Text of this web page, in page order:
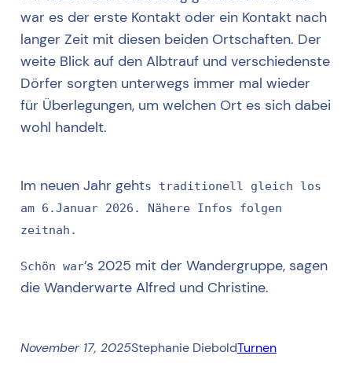
war es der erste Kontakt oder ein Kontakt nach
langer Zeit mit diesen beiden Ortschaften. Der
weite Blick auf den Albtrauf und verschiedenste
Dörfer sorgten unterwegs immer mal wieder
für Überlegungen, um welchen Ort es sich dabei
wohl handelt.
Im neuen Jahr gehts traditionell gleich los
am 6.Januar 2026. Nähere Infos folgen
zeitnah.
Schön war’s 2025 mit der Wandergruppe, sagen
die Wanderwarte Alfred und Christine.
November 17, 2025Stephanie DieboldTurnen